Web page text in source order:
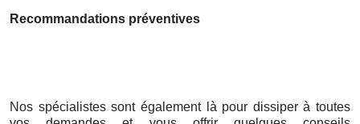
Recommandations préventives
Nos spécialistes sont également là pour dissiper à toutes